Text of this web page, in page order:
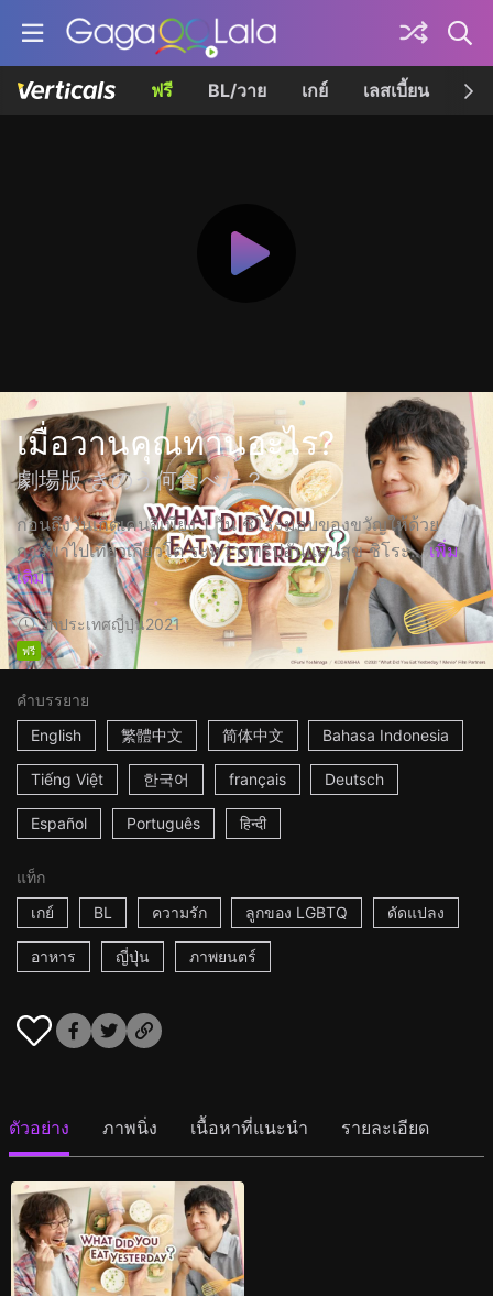
ฟรี BL/วาย เกย์ เลสเบี้ยน เค
เมื่อวานคุณทานอะไร?
劇場版 きのう何食べた？
ก่อนถึงวันเกิดเคนจิเพียง 1 วัน ชิโระมอบของขวัญให้ด้วย
การพาไปเที่ยวเกียวโต ระหว่างทริปอันแสนสุข ชิโระ... เพิ่ม
เติม
2hประเทศญี่ปุ่น2021
ฟรี
คำบรรยาย
English
繁體中文 简体中文 Bahasa Indonesia
Tiếng Việt 한국어 français Deutsch
Español Português हिन्दी
แท็ก
เกย์
BL ความรัก ลูกของ LGBTQ ดัดแปลง
อาหาร ญี่ปุ่น ภาพยนตร์
ตัวอย่าง ภาพนิ่ง เนื้อหาที่แนะนำ รายละเอียด